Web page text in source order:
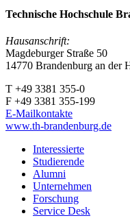
Technische Hochschule
Hausanschrift:
Magdeburger Straße 50
14770 Brandenburg an der
T +49 3381 355-0
F +49 3381 355-199
E-Mailkontakte
www.th-brandenburg.de
Interessierte
Studierende
Alumni
Unternehmen
Forschung
Service Desk